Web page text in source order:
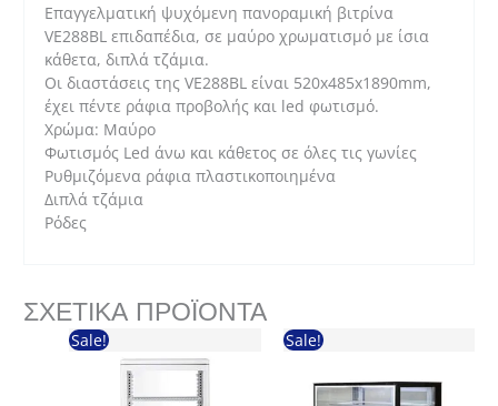
Επαγγελματική ψυχόμενη πανοραμική βιτρίνα
VE288BL επιδαπέδια, σε μαύρο χρωματισμό με ίσια
κάθετα, διπλά τζάμια.
Οι διαστάσεις της VE288BL είναι 520x485x1890mm,
έχει πέντε ράφια προβολής και led φωτισμό.
Χρώμα: Μαύρο
Φωτισμός Led άνω και κάθετος σε όλες τις γωνίες
Ρυθμιζόμενα ράφια πλαστικοποιημένα
Διπλά τζάμια
Ρόδες
ΣΧΕΤΙΚΆ ΠΡΟΪΌΝΤΑ
Sale! Sale!